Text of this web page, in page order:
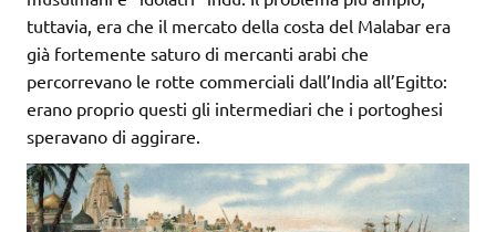
tuttavia, era che il mercato della costa del Malabar era
già fortemente saturo di mercanti arabi che
percorrevano le rotte commerciali dall’India all’Egitto:
erano proprio questi gli intermediari che i portoghesi
speravano di aggirare.